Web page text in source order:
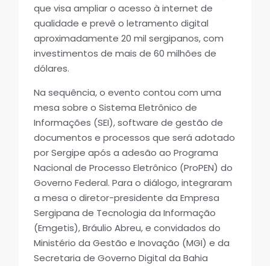
que visa ampliar o acesso à internet de
qualidade e prevê o letramento digital
aproximadamente 20 mil sergipanos, com
investimentos de mais de 60 milhões de
dólares.
Na sequência, o evento contou com uma
mesa sobre o Sistema Eletrônico de
Informações (SEI), software de gestão de
documentos e processos que será adotado
por Sergipe após a adesão ao Programa
Nacional de Processo Eletrônico (ProPEN) do
Governo Federal. Para o diálogo, integraram
a mesa o diretor-presidente da Empresa
Sergipana de Tecnologia da Informação
(Emgetis), Bráulio Abreu, e convidados do
Ministério da Gestão e Inovação (MGI) e da
Secretaria de Governo Digital da Bahia